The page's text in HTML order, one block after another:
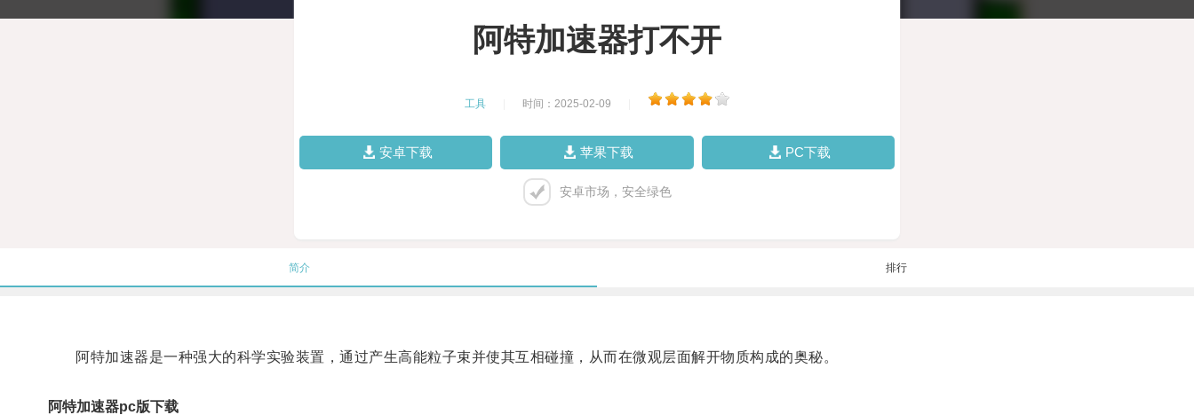
阿特加速器打不开
工具 时间：2025-02-09
安卓下载 苹果下载 PC下载
安卓市场，安全绿色
简介 排行
阿特加速器是一种强大的科学实验装置，通过产生高能粒子束并使其互相碰撞，从而在微观层面解开物质构成的奥秘。
阿特加速器pc版下载